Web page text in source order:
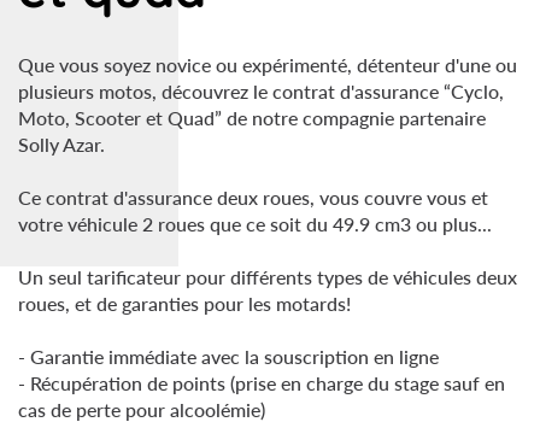
Que vous soyez novice ou expérimenté, détenteur d'une ou
plusieurs motos, découvrez le contrat d'assurance “Cyclo,
Moto, Scooter et Quad” de notre compagnie partenaire
Solly Azar.
Ce contrat d'assurance deux roues, vous couvre vous et
votre véhicule 2 roues que ce soit du 49.9 cm3 ou plus...
Un seul tarificateur pour différents types de véhicules deux
roues, et de garanties pour les motards!
- Garantie immédiate avec la souscription en ligne
- Récupération de points (prise en charge du stage sauf en
cas de perte pour alcoolémie)